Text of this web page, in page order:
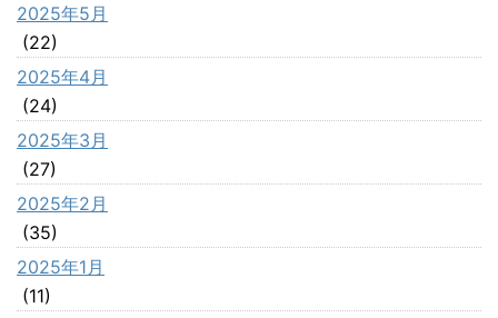
2025年5月
(22)
2025年4月
(24)
2025年3月
(27)
2025年2月
(35)
2025年1月
(11)